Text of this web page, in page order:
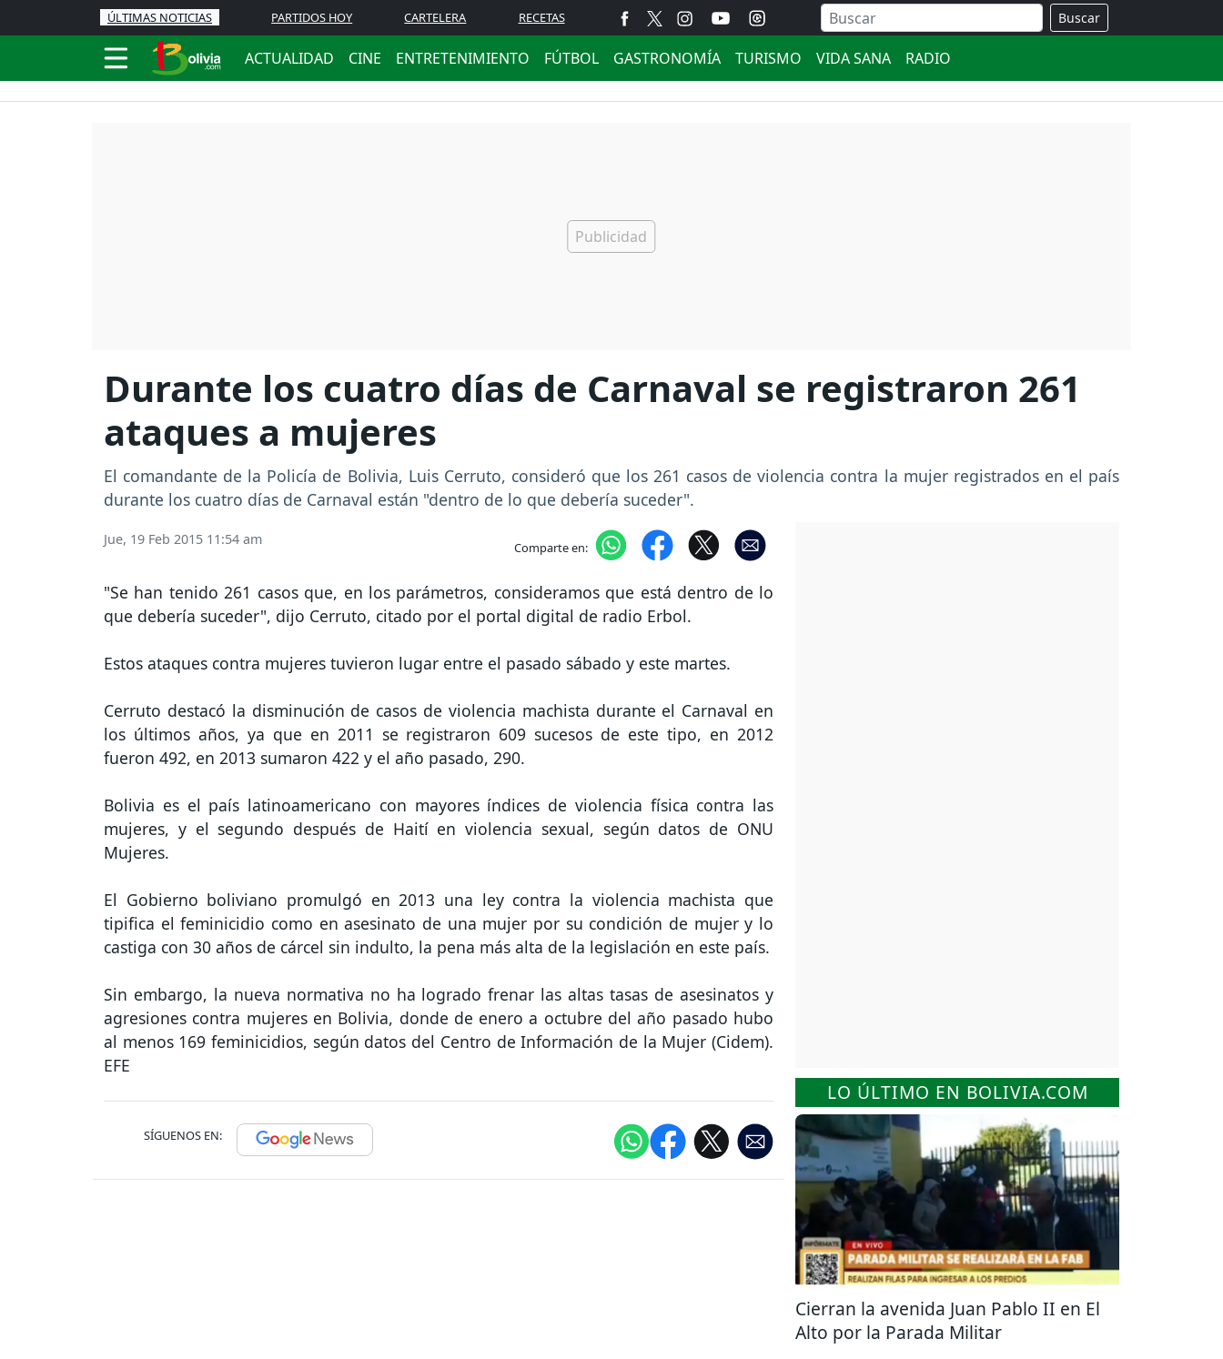
ÚLTIMAS NOTICIAS PARTIDOS HOY CARTELERA RECETAS Buscar
ACTUALIDAD CINE ENTRETENIMIENTO FÚTBOL GASTRONOMÍA TURISMO VIDA SANA RADIO
Durante los cuatro días de Carnaval se registraron 261
ataques a mujeres
El comandante de la Policía de Bolivia, Luis Cerruto, consideró que los 261 casos de violencia contra la mujer registrados en el país
durante los cuatro días de Carnaval están "dentro de lo que debería suceder".
Jue, 19 Feb 2015 11:54 am Comparte en:
"Se han tenido 261 casos que, en los parámetros, consideramos que está dentro de lo
que debería suceder", dijo Cerruto, citado por el portal digital de radio Erbol.
Estos ataques contra mujeres tuvieron lugar entre el pasado sábado y este martes.
Cerruto destacó la disminución de casos de violencia machista durante el Carnaval en
los últimos años, ya que en 2011 se registraron 609 sucesos de este tipo, en 2012
fueron 492, en 2013 sumaron 422 y el año pasado, 290.
Bolivia es el país latinoamericano con mayores índices de violencia física contra las
mujeres, y el segundo después de Haití en violencia sexual, según datos de ONU
Mujeres.
El Gobierno boliviano promulgó en 2013 una ley contra la violencia machista que
tipifica el feminicidio como en asesinato de una mujer por su condición de mujer y lo
castiga con 30 años de cárcel sin indulto, la pena más alta de la legislación en este país.
Sin embargo, la nueva normativa no ha logrado frenar las altas tasas de asesinatos y
agresiones contra mujeres en Bolivia, donde de enero a octubre del año pasado hubo
al menos 169 feminicidios, según datos del Centro de Información de la Mujer (Cidem).
EFE
SÍGUENOS EN:
LO ÚLTIMO EN BOLIVIA.COM
Cierran la avenida Juan Pablo II en El
Alto por la Parada Militar